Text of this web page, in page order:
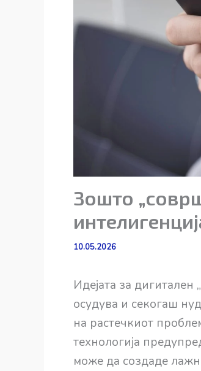
Зошто
10.05.2026
Идејата за
осудува и секогаш
на растечкиот
технологија
може да создаде